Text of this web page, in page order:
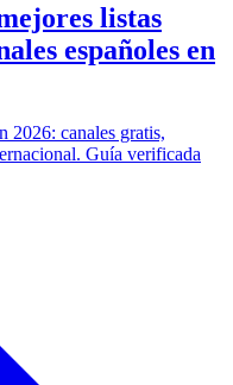
listas
españoles en
2026: canales gratis,
Guía verificada